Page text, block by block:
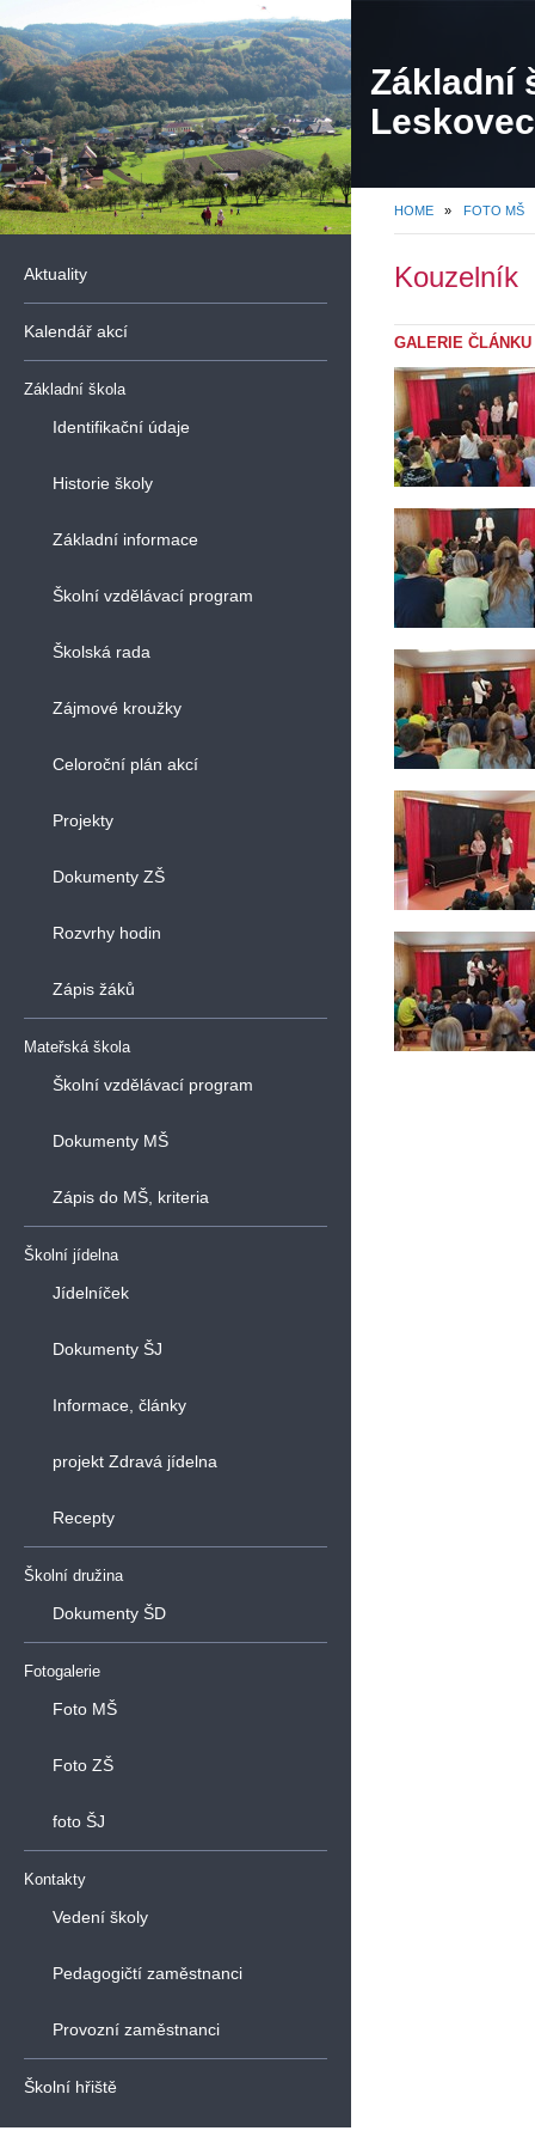
Základní
HOME » FOTO MŠ
Aktuality
Kalendář akcí
Základní škola
Identifikační údaje
Historie školy
Základní informace
Školní vzdělávací program
Školská rada
Zájmové kroužky
Celoroční plán akcí
Projekty
Dokumenty ZŠ
Rozvrhy hodin
Zápis žáků
Mateřská škola
Školní vzdělávací program
Dokumenty MŠ
Zápis do MŠ, kriteria
Školní jídelna
Jídelníček
Dokumenty ŠJ
Informace, články
projekt Zdravá jídelna
Recepty
Školní družina
Dokumenty ŠD
Fotogalerie
Foto MŠ
Foto ZŠ
foto ŠJ
Kontakty
Vedení školy
Pedagogičtí zaměstnanci
Provozní zaměstnanci
Školní hřiště
Kouzelník
GALERIE ČLÁNKU